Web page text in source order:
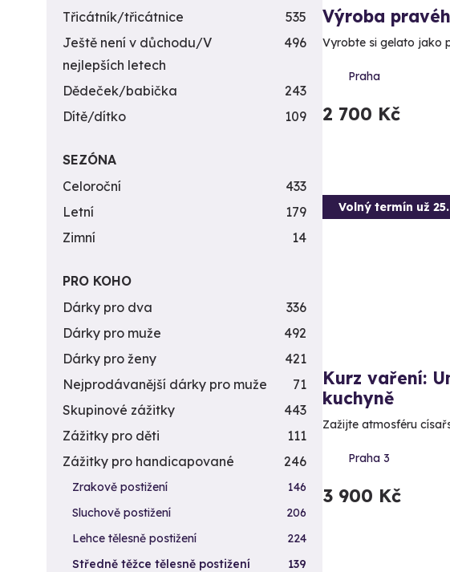
Výroba
Vyrobte si gelato jako
Praha
2 700 Kč
Volný termín už
Kurz vaření:
kuchyně
Zažijte atmosféru
Praha 3
3 900 Kč
Třicátník/třicátnice
535
Ještě není v důchodu/V
nejlepších letech
496
Dědeček/babička
243
Dítě/dítko
109
SEZÓNA
Celoroční
433
Letní
179
Zimní
14
PRO KOHO
Dárky pro dva
336
Dárky pro muže
492
Dárky pro ženy
421
Nejprodávanější dárky pro muže
71
Skupinové zážitky
443
Zážitky pro děti
111
Zážitky pro handicapované
246
Zrakově postižení
146
Sluchově postižení
206
Lehce tělesně postižení
224
Středně těžce tělesně postižení
139